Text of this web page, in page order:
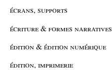
écrans, supports
écriture & formes narratives
édition & édition numérique
édition, imprimerie